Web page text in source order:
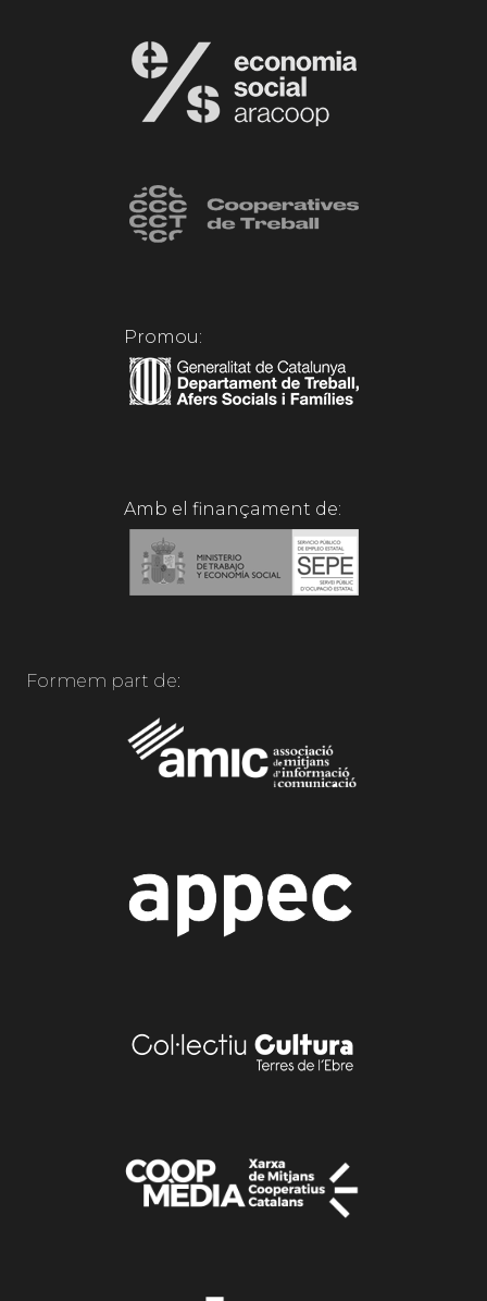
Promou:
Amb el finançament de:
Formem part de: